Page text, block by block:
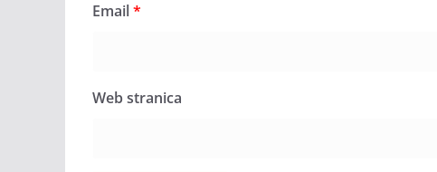
Email*
Web stranica